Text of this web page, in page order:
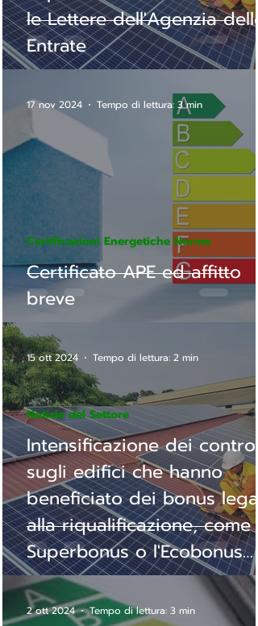
le Lettere dell'Agenzia delle
Entrate
Certificato APE ed affitto
breve
Certificazioni Energetiche Norme
17 nov 2024 Tempo di lettura: 3 min
Intensificazione dei controlli
sugli edifici che hanno
beneficiato dei bonus legati
alla riqualificazione, come il
Superbonus o l'Ecobonus
50/65!
Notizie del Settore
15 ott 2024 Tempo di lettura: 2 min
2 ott 2024 Tempo di lettura: 3 min